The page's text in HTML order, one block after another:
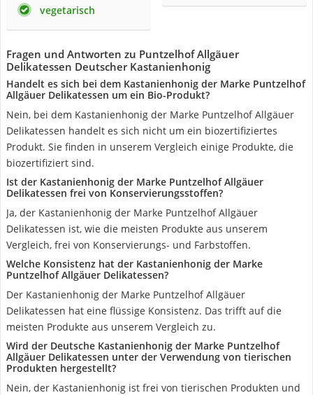
vegetarisch
Fragen und Antworten zu Puntzelhof Allgäuer
Delikatessen Deutscher Kastanienhonig
Handelt es sich bei dem Kastanienhonig der Marke Puntzelhof
Allgäuer Delikatessen um ein Bio-Produkt?
Nein, bei dem Kastanienhonig der Marke Puntzelhof Allgäuer
Delikatessen handelt es sich nicht um ein biozertifiziertes
Produkt. Sie finden in unserem Vergleich einige Produkte, die
biozertifiziert sind.
Ist der Kastanienhonig der Marke Puntzelhof Allgäuer
Delikatessen frei von Konservierungsstoffen?
Ja, der Kastanienhonig der Marke Puntzelhof Allgäuer
Delikatessen ist, wie die meisten Produkte aus unserem
Vergleich, frei von Konservierungs- und Farbstoffen.
Welche Konsistenz hat der Kastanienhonig der Marke
Puntzelhof Allgäuer Delikatessen?
Der Kastanienhonig der Marke Puntzelhof Allgäuer
Delikatessen hat eine flüssige Konsistenz. Das trifft auf die
meisten Produkte aus unserem Vergleich zu.
Wird der Deutsche Kastanienhonig der Marke Puntzelhof
Allgäuer Delikatessen unter der Verwendung von tierischen
Produkten hergestellt?
Nein, der Kastanienhonig ist frei von tierischen Produkten und